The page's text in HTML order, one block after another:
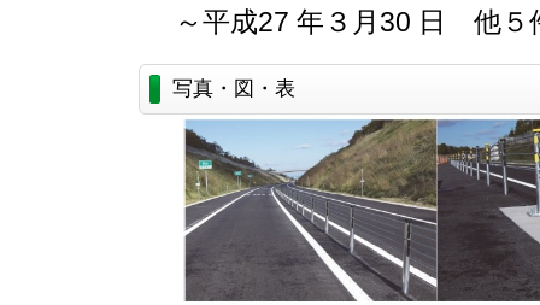
～平成27 年３月30 日 他５
写真・図・表